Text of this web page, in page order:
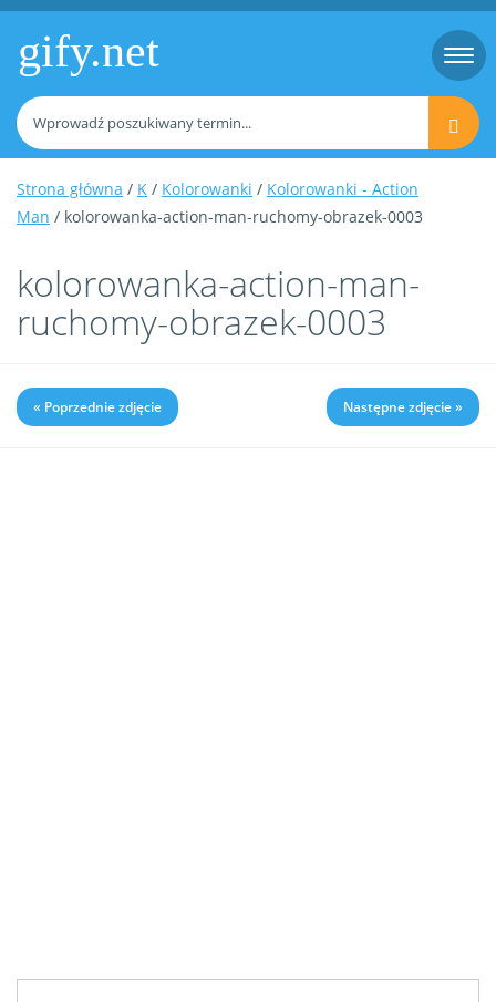
gify.net
Strona główna / K / Kolorowanki / Kolorowanki - Action
Man / kolorowanka-action-man-ruchomy-obrazek-0003
kolorowanka-action-man-
ruchomy-obrazek-0003
« Poprzednie zdjęcie Następne zdjęcie »